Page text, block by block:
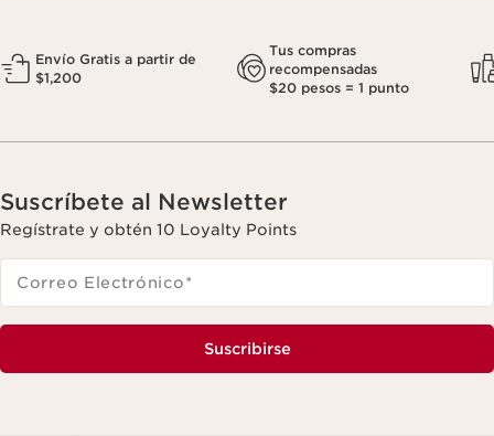
Envío Gratis a partir de
$1,200
Tus compras
recompensadas
$20 pesos = 1 punto
Suscríbete al Newsletter
Regístrate y obtén 10 Loyalty Points
Correo Electrónico*
Suscribirse